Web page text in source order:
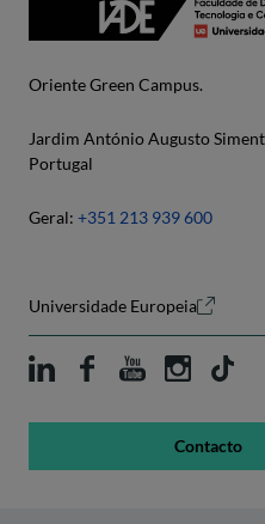
Oriente Green Campus.
Jardim António Augusto
Portugal
Geral: +351 213 939 600
Universidade Europeia
Contacto